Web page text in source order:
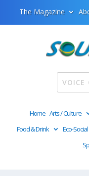
The Magazine
Home Arts / Culture
Food & Drink
Eco-Social